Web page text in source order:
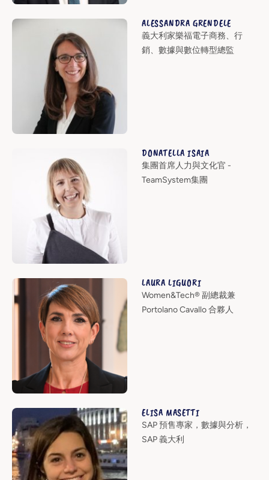
ALESSANDRA GRENDELE
義大利家樂福電子商務、行
銷、數據與數位轉型總監
DONATELLA ISAIA
集團首席人力與文化官 -
TeamSystem集團
LAURA LIGUORI
Women&Tech® 副總裁兼
Portolano Cavallo 合夥人
ELISA MASETTI
SAP 預售專家，數據與分析，
SAP 義大利